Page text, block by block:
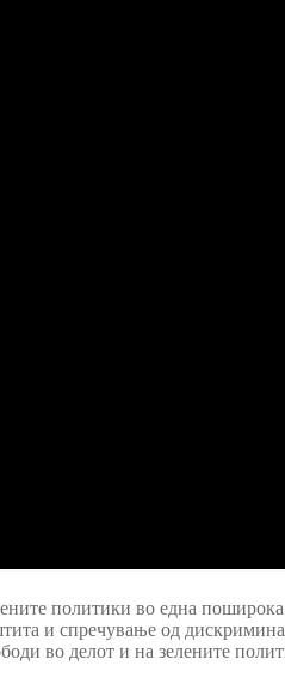
политики во една
и спречување од
во делот и на зелените